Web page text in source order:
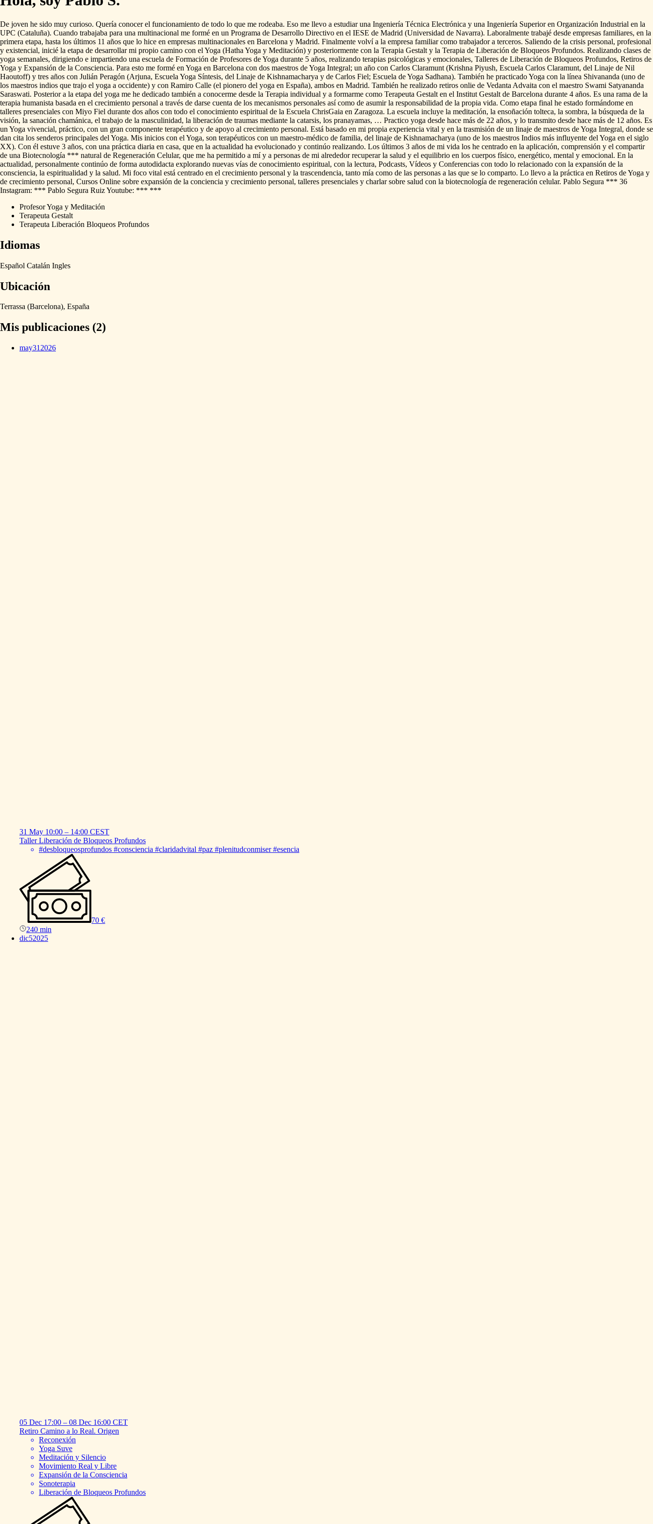
De joven he sido muy curioso. Quería conocer el funcionamiento de todo lo que me rodeaba. Eso me llevo a estudiar una Ingeniería Técnica Electrónica y una Ingeniería Superior en Organización Industrial en la
UPC (Cataluña). Cuando trabajaba para una multinacional me formé en un Programa de Desarrollo Directivo en el IESE de Madrid (Universidad de Navarra). Laboralmente trabajé desde empresas familiares, en la
primera etapa, hasta los últimos 11 años que lo hice en empresas multinacionales en Barcelona y Madrid. Finalmente volví a la empresa familiar como trabajador a terceros. Saliendo de la crisis personal, profesional
y existencial, inicié la etapa de desarrollar mi propio camino con el Yoga (Hatha Yoga y Meditación) y posteriormente con la Terapia Gestalt y la Terapia de Liberación de Bloqueos Profundos. Realizando clases de
yoga semanales, dirigiendo e impartiendo una escuela de Formación de Profesores deYoga durante 5 años, realizando terapias psicológicas y emocionales, Talleres de Liberación de Bloqueos Profundos, Retiros de
Yoga y Expansión de la Consciencia. Para esto me formé en Yoga en Barcelona con dos maestros deYoga Integral; un año con Carlos Claramunt (Krishna Piyush, Escuela Carlos Claramunt, del Linaje de Nil
Haoutoff) y tres años con Julián Peragón (Arjuna, Escuela Yoga Síntesis, del Linaje de Kishnamacharya y de Carlos Fiel; Escuela deYoga Sadhana). También he practicadoYoga con la línea Shivananda (uno de
los maestros indios que trajo el yoga a occidente) y con Ramiro Calle (el pionero del yoga en España), ambos en Madrid. También he realizado retiros onlie de Vedanta Advaita con el maestro Swami Satyananda
Saraswati. Posterior a la etapa del yoga me he dedicado también a conocerme desde la Terapia individual y a formarme como Terapeuta Gestalt en el Institut Gestalt de Barcelona durante 4 años. Es una rama de la
terapia humanista basada en el crecimiento personal a través de darse cuenta de los mecanismos personales así como de asumir la responsabilidad de la propia vida. Como etapa final he estado formándome en
talleres presenciales con Miyo Fiel durante dos años con todo el conocimiento espiritual de la Escuela ChrisGaia en Zaragoza. La escuela incluye la meditación, la ensoñación tolteca, la sombra, la búsqueda de la
visión, la sanación chamánica, el trabajo de la masculinidad, la liberación de traumas mediante la catarsis, los pranayamas, … Practico yoga desde hace más de 22 años, y lo transmito desde hace más de 12 años. Es
un Yoga vivencial, práctico, con un gran componente terapéutico y de apoyo al crecimiento personal. Está basado en mi propia experiencia vital y en la trasmisión de un linaje de maestros deYoga Integral, donde se
dan cita los senderos principales del Yoga. Mis inicios con el Yoga, son terapéuticos con un maestro-médico de familia, del linaje de Kishnamacharya (uno de los maestros Indios más influyente del Yoga en el siglo
XX). Con él estuve 3 años, con una práctica diaria en casa, que en la actualidad ha evolucionado y continúo realizando. Los últimos 3 años de mi vida los he centrado en la aplicación, comprensión y el compartir
de una Biotecnología *** natural de Regeneración Celular, que me ha permitido a mí y a personas de mi alrededor recuperar la salud y el equilibrio en los cuerpos físico, energético, mental y emocional. En la
actualidad, personalmente continúo de forma autodidacta explorando nuevas vías de conocimiento espiritual, con la lectura, Podcasts, Vídeos y Conferencias con todo lo relacionado con la expansión de la
consciencia, la espiritualidad y la salud. Mi foco vital está centrado en el crecimiento personal y la trascendencia, tanto mía como de las personas a las que se lo comparto. Lo llevo a la práctica en Retiros deYoga y
de crecimiento personal, Cursos Online sobre expansión de la conciencia y crecimiento personal, talleres presenciales y charlar sobre salud con la biotecnología de regeneración celular. Pablo Segura *** 36
Instagram: *** Pablo Segura RuizYoutube: *** ***
Profesor Yoga y Meditación
Terapeuta Gestalt
Terapeuta Liberación Bloqueos Profundos
Idiomas
Español Catalán Ingles
Ubicación
Terrassa (Barcelona), España
Mis publicaciones (2)
may31 2026
31 May 10:00 – 14:00 CEST
Taller Liberación de Bloqueos Profundos
#desbloqueosprofundos #consciencia #claridadvital #paz #plenitudconmiser #esencia
70 €
240 min
dic52025
05 Dec 17:00 – 08 Dec 16:00 CET
Retiro Camino a lo Real. Origen
Reconexión
Yoga Suve
Meditación y Silencio
Movimiento Real y Libre
Expansión de la Consciencia
Sonoterapia
Liberación de Bloqueos Profundos